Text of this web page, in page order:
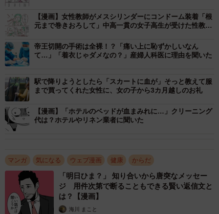
2/46
偶然知ったPMDDに衝撃（なおたろーさん提供）
ありました。いつもならできることが、何ひとつ手につか
なくなることもあったといいます。
【漫画】女性教師がメスシリンダーにコンドーム装着「根
元まで巻きおろして」中高一貫の女子高生が受けた性教育
帝王切開の手術は全裸！？「痛い上に恥ずかしいなん
て…」「着衣じゃダメなの？」産婦人科医に理由を聞いた
駅で降りようとしたら「スカートに血が」そっと教えて服
まで買ってくれた女性に、女の子から3カ月越しのお礼
【漫画】「ホテルのベッドが血まみれに…」クリーニング
代は？ホテルやリネン業者に聞いた
マンガ 気になる ウェブ漫画 健康 からだ
「明日ひま？」 知り合いから唐突なメッセー
ジ 用件次第で断ることもできる賢い返信文と
は？【漫画】
海川 まこと